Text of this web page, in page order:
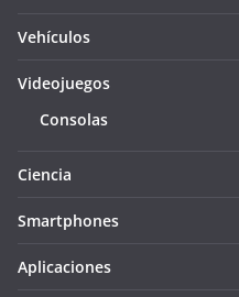
Vehículos
Videojuegos
Consolas
Ciencia
Smartphones
Aplicaciones